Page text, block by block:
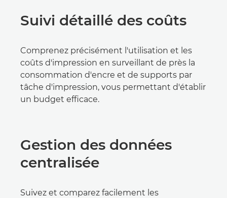
Suivi détaillé des coûts
Comprenez précisément l'utilisation et les
coûts d'impression en surveillant de près la
consommation d'encre et de supports par
tâche d'impression, vous permettant d'établir
un budget efficace.
Gestion des données
centralisée
Suivez et comparez facilement les